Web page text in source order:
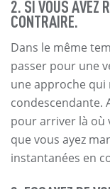
2. SI VOUS AVEZ
CONTRAIRE.
Dans le même
passer pour une
une approche qui
condescendante.
pour arriver là où
que vous ayez
instantanées en